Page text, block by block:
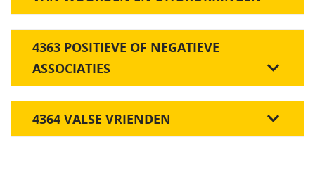
4363 POSITIEVE OF NEGATIEVE
ASSOCIATIES
4364 VALSE VRIENDEN